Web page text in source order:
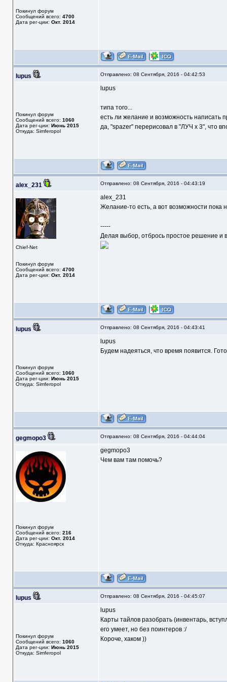
Покинул форум
Сообщений всего: 4700
Дата рег-ции: Окт. 2014
lupus Отправлено: 08 Сентября, 2016 - 04:42:53
Покинул форум
Сообщений всего: 1060
Дата рег-ции: Июнь 2015
Откуда: Simferopol
lupus
типа того...
есть ли желание и возможность написать
да, "spazer" перерисовал в "ЛУЧ х 3", что
alex_231 Отправлено: 08 Сентября, 2016 - 04:43:19
Chief-Net
Покинул форум
Сообщений всего: 4700
Дата рег-ции: Окт. 2014
alex_231
Желание-то есть, а вот возможности пока
-----
Делая выбор, отбрось простое решение и
lupus Отправлено: 08 Сентября, 2016 - 04:43:41
Покинул форум
Сообщений всего: 1060
Дата рег-ции: Июнь 2015
Откуда: Simferopol
lupus
Будем надеяться, что время появится.
gegmopo3 Отправлено: 08 Сентября, 2016 - 04:44:04
Покинул форум
Сообщений всего: 216
Дата рег-ции: Окт. 2014
Откуда: Красноярск
gegmopo3
Чем вам там помочь?
lupus Отправлено: 08 Сентября, 2016 - 04:45:07
Покинул форум
Сообщений всего: 1060
Дата рег-ции: Июнь 2015
Откуда: Simferopol
lupus
Карты тайлов разобрать (инвентарь,
его умеет, но без поинтеров :/
Короче, хаком ))